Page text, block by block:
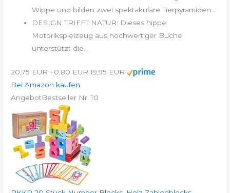
Wippe und bilden zwei spektakuläre Tierpyramiden...
DESIGN TRIFFT NATUR: Dieses hippe
Motorikspielzeug aus hochwertiger Buche
unterstützt die...
20,75 EUR −0,80 EUR 19,95 EUR
Bei Amazon kaufen
AngebotBestseller Nr. 10